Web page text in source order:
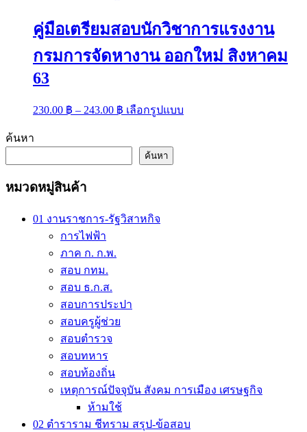
product
page
คู่มือเตรียมสอบนักวิชาการแรงงาน
กรมการจัดหางาน ออกใหม่ สิงหาคม
63
230.00 ฿ – 243.00 ฿ Price
range:
through
243.00 ฿
เลือกรูปแบบ
product
ค้นหา
ค้นหา
หมวดหมู่สินค้า
01 งานราชการ-รัฐวิสาหกิจ
การไฟฟ้า
ภาค ก. ก.พ.
สอบ กทม.
สอบ ธ.ก.ส.
สอบการประปา
สอบครูผู้ช่วย
สอบตำรวจ
สอบทหาร
สอบท้องถิ่น
เหตุการณ์ปัจจุบัน สังคม การเมือง เศรษฐกิจ
ห้ามใช้
02 ตำราราม ชีทราม สรุป-ข้อสอบ